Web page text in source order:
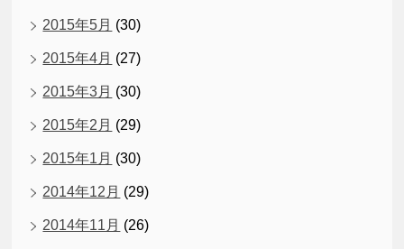
2015年5月 (30)
2015年4月 (27)
2015年3月 (30)
2015年2月 (29)
2015年1月 (30)
2014年12月 (29)
2014年11月 (26)